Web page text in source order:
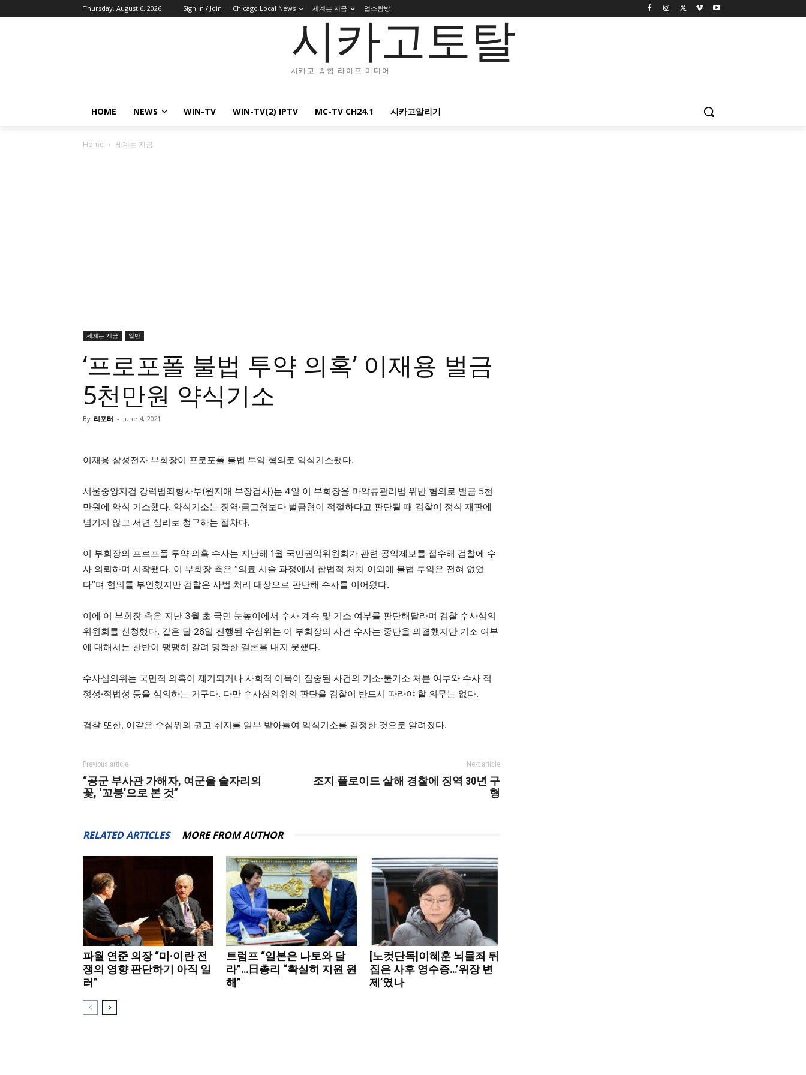
Thursday, August 6, 2026 Sign in / Join Chicago Local News 세계는 지금 업소탐방
시카고토탈
시카고 종합 라이프 미디어
HOME NEWS WIN-TV WIN-TV(2) IPTV MC-TV CH24.1 시카고알리기
Home 세계는 지금
세계는 지금 일반
‘프로포폴 불법 투약 의혹’ 이재용 벌금
5천만원 약식기소
By 리포터 - June 4, 2021
이재용 삼성전자 부회장이 프로포폴 불법 투약 혐의로 약식기소됐다.
서울중앙지검 강력범죄형사부(원지애 부장검사)는 4일 이 부회장을 마약류관리법 위반 혐의로 벌금 5천
만원에 약식 기소했다. 약식기소는 징역·금고형보다 벌금형이 적절하다고 판단될 때 검찰이 정식 재판에
넘기지 않고 서면 심리로 청구하는 절차다.
이 부회장의 프로포폴 투약 의혹 수사는 지난해 1월 국민권익위원회가 관련 공익제보를 접수해 검찰에 수
사 의뢰하며 시작됐다. 이 부회장 측은 “의료 시술 과정에서 합법적 처치 이외에 불법 투약은 전혀 없었
다”며 혐의를 부인했지만 검찰은 사법 처리 대상으로 판단해 수사를 이어왔다.
이에 이 부회장 측은 지난 3월 초 국민 눈높이에서 수사 계속 및 기소 여부를 판단해달라며 검찰 수사심의
위원회를 신청했다. 같은 달 26일 진행된 수심위는 이 부회장의 사건 수사는 중단을 의결했지만 기소 여부
에 대해서는 찬반이 팽팽히 갈려 명확한 결론을 내지 못했다.
수사심의위는 국민적 의혹이 제기되거나 사회적 이목이 집중된 사건의 기소·불기소 처분 여부와 수사 적
정성·적법성 등을 심의하는 기구다. 다만 수사심의위의 판단을 검찰이 반드시 따라야 할 의무는 없다.
검찰 또한, 이같은 수심위의 권고 취지를 일부 받아들여 약식기소를 결정한 것으로 알려졌다.
Previous article
“공군 부사관 가해자, 여군을 술자리의
꽃, ‘꼬붕’으로 본 것”
Next article
조지 플로이드 살해 경찰에 징역 30년 구
형
RELATED ARTICLES MORE FROM AUTHOR
파월 연준 의장 “미·이란 전
쟁의 영향 판단하기 아직 일
러”
트럼프 “일본은 나토와 달
라”…日총리 “확실히 지원 원
해”
[노컷단독]이혜훈 뇌물죄 뒤
집은 사후 영수증…’위장 변
제’였나